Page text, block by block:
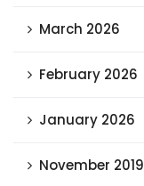
March 2026
February 2026
January 2026
November 2019